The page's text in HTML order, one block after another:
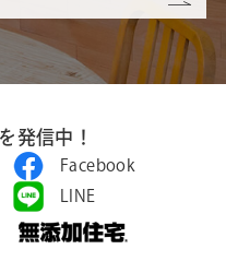
発信中！
Facebook
LINE